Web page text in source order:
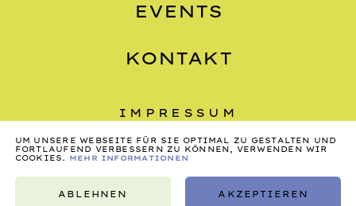
EVENTS
KONTAKT
IMPRESSUM
DATENSCHUTZ
AGB
UM UNSERE WEBSEITE FÜR SIE OPTIMAL ZU GESTALTEN UND
FORTLAUFEND VERBESSERN ZU KÖNNEN, VERWENDEN WIR
COOKIES.
MEHR INFORMATIONEN
ABLEHNEN AKZEPTIEREN